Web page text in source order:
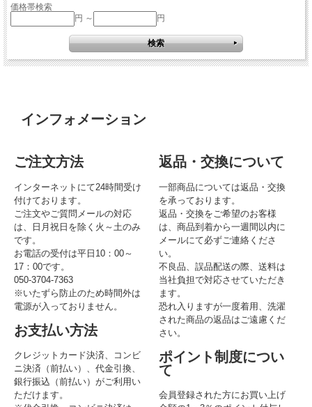
価格帯検索
円 ～
円
インフォメーション
ご注文方法
インターネットにて24時間受け
付けております。
ご注文やご質問メールの対応
は、日月祝日を除く火～土のみ
です。
お電話の受付は平日10：00～
17：00です。
050-3704-7363
※いたずら防止のため時間外は
電源が入っておりません。
お支払い方法
クレジットカード決済、コンビ
ニ決済（前払い）、代金引換、
銀行振込（前払い）がご利用い
ただけます。
返品・交換について
一部商品については返品・交換
を承っております。
返品・交換をご希望のお客様
は、商品到着から一週間以内に
メールにて必ずご連絡くださ
い。
不良品、誤品配送の際、送料は
当社負担で対応させていただき
ます。
恐れ入りますが一度着用、洗濯
された商品の返品はご遠慮くだ
さい。
ポイント制度につい
て
会員登録された方にお買い上げ